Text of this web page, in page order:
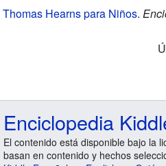
Thomas Hearns para Niños.
Enciclopedia
El contenido está disponible bajo la
basan en contenido y hechos